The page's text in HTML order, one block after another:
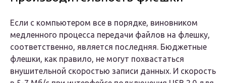
Если с компьютером все в порядке, виновником
медленного процесса передачи файлов на флешку,
соответственно, является последняя. Бюджетные
флешки, как правило, не могут похвастаться
внушительной скоростью записи данных. И скорость